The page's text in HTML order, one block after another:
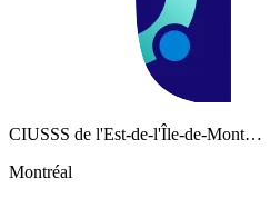
CIUSSS de l'Est-de-l'Île-de-Mont…
Montréal